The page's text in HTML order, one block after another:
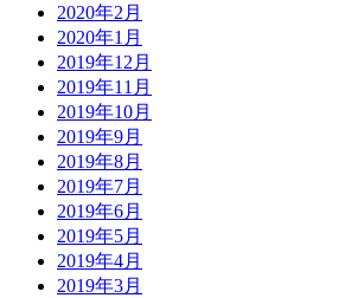
2020年2月
2020年1月
2019年12月
2019年11月
2019年10月
2019年9月
2019年8月
2019年7月
2019年6月
2019年5月
2019年4月
2019年3月